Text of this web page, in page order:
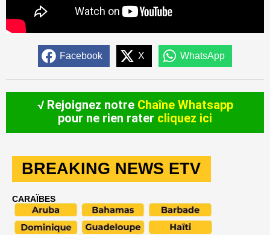
Facebook X WhatsApp
√ Rejoignez notre Chaîne Whatsapp
pour ne rien rater cliquez ici
BREAKING NEWS ETV
CARAÏBES